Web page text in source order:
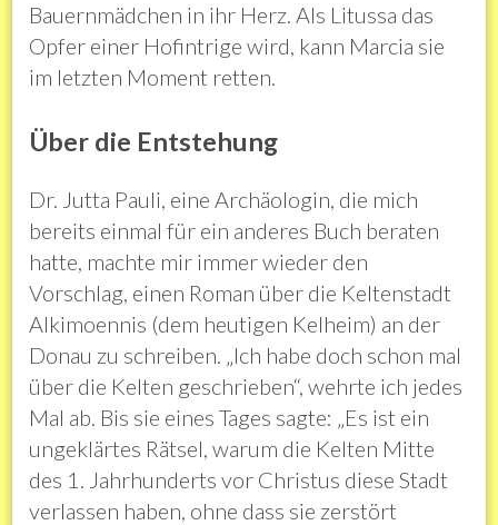
Bauernmädchen in ihr Herz. Als Litussa das
Opfer einer Hofintrige wird, kann Marcia sie
im letzten Moment retten.
Über die Entstehung
Dr. Jutta Pauli, eine Archäologin, die mich
bereits einmal für ein anderes Buch beraten
hatte, machte mir immer wieder den
Vorschlag, einen Roman über die Keltenstadt
Alkimoennis (dem heutigen Kelheim) an der
Donau zu schreiben. „Ich habe doch schon mal
über die Kelten geschrieben“, wehrte ich jedes
Mal ab. Bis sie eines Tages sagte: „Es ist ein
ungeklärtes Rätsel, warum die Kelten Mitte
des 1. Jahrhunderts vor Christus diese Stadt
verlassen haben, ohne dass sie zerstört